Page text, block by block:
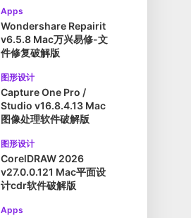
Apps
Wondershare Repairit
v6.5.8 Mac万兴易修-文
件修复破解版
图形设计
Capture One Pro /
Studio v16.8.4.13 Mac
图像处理软件破解版
图形设计
CorelDRAW 2026
v27.0.0.121 Mac平面设
计cdr软件破解版
Apps